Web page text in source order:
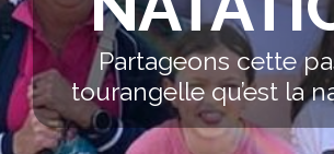
Partageons cette
tourangelle qu’est la